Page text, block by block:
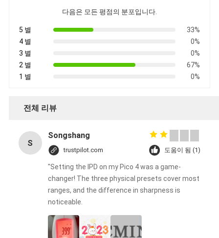
다음은 모든 평점의 분포입니다.
5 별
33%
4 별
0%
3 별
0%
2 별
67%
1 별
0%
전체 리뷰
S
Songshang
trustpilot.com 도움이 됨 (1)
"Setting the IPD on my Pico 4 was a game-
changer! The three physical presets cover most
ranges, and the difference in sharpness is
noticeable.